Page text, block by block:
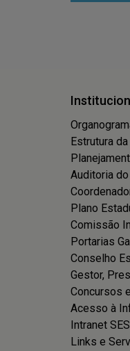
Estrutura
Auditoria do
Plano
Comissão
Portarias
Conselho
Gestor,
Concursos
Acesso à
Intranet SES
Links e